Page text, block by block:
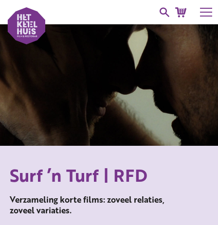
Surf ’n Turf | RFD
Verzameling korte films: zoveel relaties,
zoveel variaties.